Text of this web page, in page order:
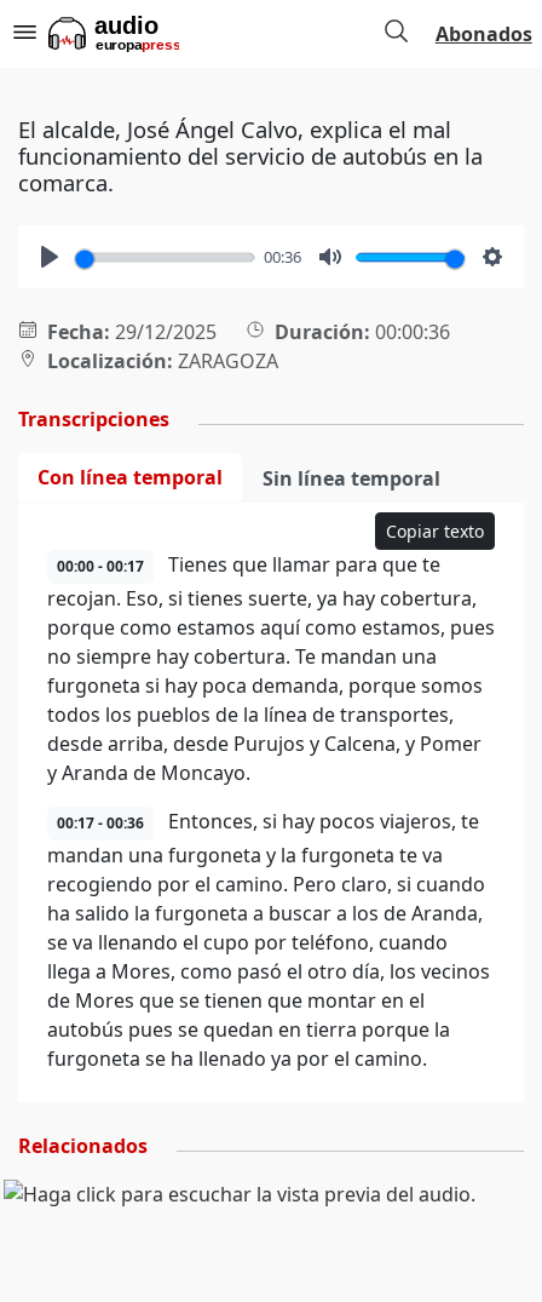
Abonados
El alcalde, José Ángel Calvo, explica el mal
funcionamiento del servicio de autobús en la
comarca.
00:36
Fecha: 29/12/2025 Duración: 00:00:36
Localización: ZARAGOZA
Transcripciones
Con línea temporal Sin línea temporal
Copiar texto
00:00 - 00:17
Tienes que llamar para que te
recojan. Eso, si tienes suerte, ya hay cobertura,
porque como estamos aquí como estamos, pues
no siempre hay cobertura. Te mandan una
furgoneta si hay poca demanda, porque somos
todos los pueblos de la línea de transportes,
desde arriba, desde Purujos y Calcena, y Pomer
y Aranda de Moncayo.
00:17 - 00:36
Entonces, si hay pocos viajeros, te
mandan una furgoneta y la furgoneta te va
recogiendo por el camino. Pero claro, si cuando
ha salido la furgoneta a buscar a los de Aranda,
se va llenando el cupo por teléfono, cuando
llega a Mores, como pasó el otro día, los vecinos
de Mores que se tienen que montar en el
autobús pues se quedan en tierra porque la
furgoneta se ha llenado ya por el camino.
Relacionados